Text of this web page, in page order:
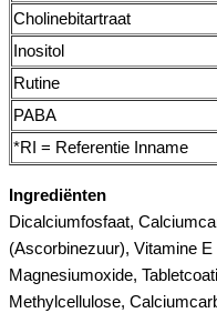
Cholinebitartraat
Inositol
Rutine
PABA
*RI = Referentie Inname
Ingrediënten
Dicalciumfosfaat,
(Ascorbinezuur), Vitamine
Magnesiumoxide,
Methylcellulose,